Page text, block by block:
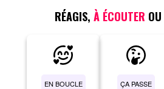
RÉAGIS, À ÉCOUTER OU
EN BOUCLE ÇA PASSE